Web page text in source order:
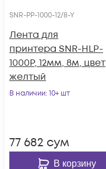
SNR-PP-1000-12/8-Y
Лента для
принтера SNR-HLP-
1000P, 12мм, 8м, цвет
желтый
В наличии: 10+ шт
77 682 сум
В корзину